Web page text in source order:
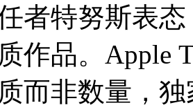
者特努斯表
作品。Apple
而非数量，